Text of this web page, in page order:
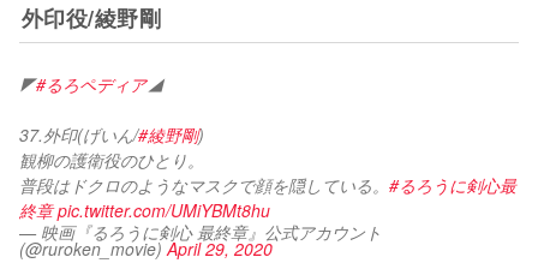
外印役/綾野剛
◤#るろペディア◢
37.外印(げいん/#綾野剛)
観柳の護衛役のひとり。
普段はドクロのようなマスクで顔を隠している。 #るろうに剣心最
終章 pic.twitter.com/UMiYBMt8hu
— 映画『るろうに剣心 最終章』公式アカウント
(@ruroken_movie)April 29, 2020